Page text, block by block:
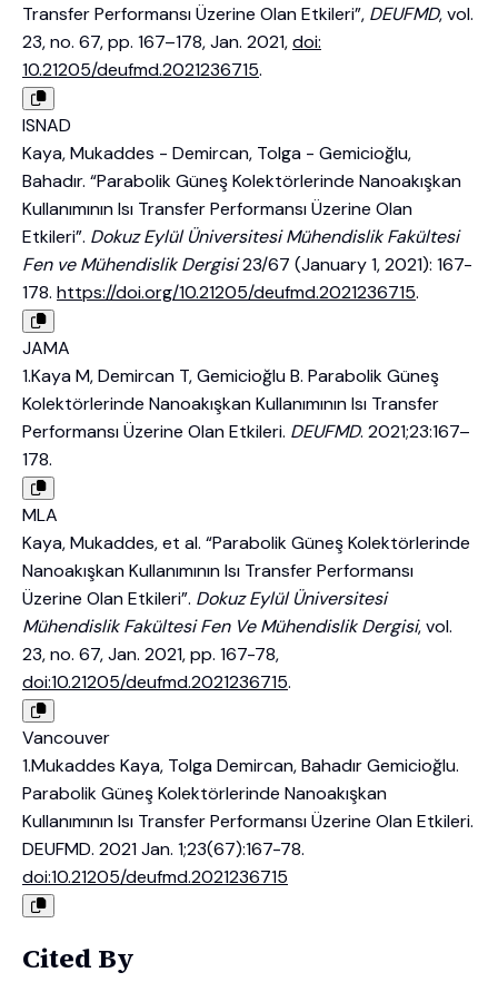
Transfer Performansı Üzerine Olan Etkileri”, DEUFMD, vol.
23, no. 67, pp. 167–178, Jan. 2021,doi:
10.21205/deufmd.2021236715.
ISNAD
Kaya, Mukaddes - Demircan, Tolga - Gemicioğlu,
Bahadır. “Parabolik Güneş Kolektörlerinde Nanoakışkan
Kullanımının Isı Transfer Performansı Üzerine Olan
Etkileri”. Dokuz Eylül Üniversitesi Mühendislik Fakültesi
Fen ve Mühendislik Dergisi23/67 (January 1, 2021): 167-
178. https://doi.org/10.21205/deufmd.2021236715.
JAMA
1.Kaya M, Demircan T, Gemicioğlu B. Parabolik Güneş
Kolektörlerinde Nanoakışkan Kullanımının Isı Transfer
Performansı Üzerine Olan Etkileri. DEUFMD. 2021;23:167–
178.
MLA
Kaya, Mukaddes, et al. “Parabolik Güneş Kolektörlerinde
Nanoakışkan Kullanımının Isı Transfer Performansı
Üzerine Olan Etkileri”. Dokuz Eylül Üniversitesi
Mühendislik Fakültesi Fen Ve Mühendislik Dergisi, vol.
23, no. 67, Jan. 2021, pp. 167-78,
doi:10.21205/deufmd.2021236715.
Vancouver
1.Mukaddes Kaya, Tolga Demircan, Bahadır Gemicioğlu.
Parabolik Güneş Kolektörlerinde Nanoakışkan
Kullanımının Isı Transfer Performansı Üzerine Olan Etkileri.
DEUFMD. 2021 Jan. 1;23(67):167-78.
doi:10.21205/deufmd.2021236715
Cited By